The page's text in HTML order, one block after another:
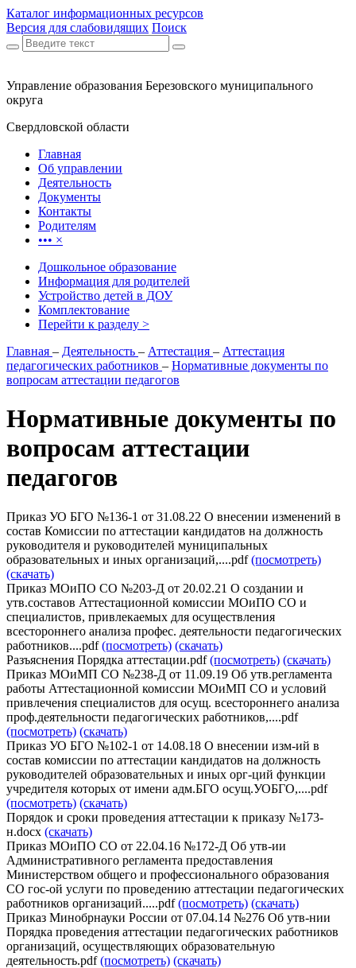
Каталог информационных ресурсов
Версия для слабовидящих Поиск
Управление образования Березовского муниципального
округа
Свердловской области
Главная
Об управлении
Деятельность
Документы
Контакты
Родителям
••• ×
Дошкольное образование
Информация для родителей
Устройство детей в ДОУ
Комплектование
Перейти к разделу >
Главная – Деятельность – Аттестация – Аттестация
педагогических работников – Нормативные документы по
вопросам аттестации педагогов
Нормативные документы по
вопросам аттестации
педагогов
Приказ УО БГО №136-1 от 31.08.22 О внесении изменений в
состав Комиссии по аттестации кандидатов на должность
руководителя и руководителей муниципальных
образовательных и иных организаций,....pdf(посмотреть)
(скачать)
Приказ МОиПО СО №203-Д от 20.02.21 О создании и
утв.составов Аттестационной комиссии МОиПО СО и
специалистов, привлекаемых для осуществления
всестороннего анализа профес. деятельности педагогических
работников....pdf(посмотреть) (скачать)
Разъяснения Порядка аттестации.pdf(посмотреть) (скачать)
Приказ МОиМП СО №238-Д от 11.09.19 Об утв.регламента
работы Аттестационной комиссии МОиМП СО и условий
привлечения специалистов для осущ. всестороннего анализа
проф.деятельности педагогических работников,....pdf
(посмотреть) (скачать)
Приказ УО БГО №102-1 от 14.08.18 О внесении изм-ий в
состав комиссии по аттестации кандидатов на должность
руководителей образовательных и иных орг-ций функции
учредителя которых от имени адм.БГО осущ.УОБГО,....pdf
(посмотреть) (скачать)
Порядок и сроки проведения аттестации к приказу №173-
н.docx (скачать)
Приказ МОиПО СО от 22.04.16 №172-Д Об утв-ии
Административного регламента предоставления
Министерством общего и профессионального образования
СО гос-ой услуги по проведению аттестации педагогических
работников организаций.....pdf(посмотреть) (скачать)
Приказ Минобрнауки России от 07.04.14 №276 Об утв-нии
Порядка проведения аттестации педагогических работников
организаций, осуществляющих образовательную
деятельность.pdf(посмотреть) (скачать)